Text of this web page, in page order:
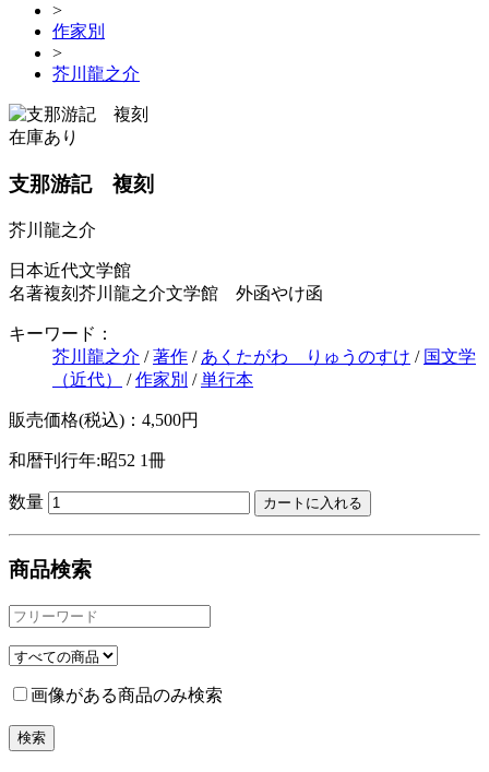
>
作家別
>
芥川龍之介
在庫あり
支那游記 複刻
芥川龍之介
日本近代文学館
名著複刻芥川龍之介文学館 外函やけ函
キーワード：
芥川龍之介 /著作 / あくたがわ りゅうのすけ / 国文学
（近代）
/作家別 /単行本
販売価格(税込)：4,500円
和暦刊行年:昭52 1冊
数量
商品検索
画像がある商品のみ検索